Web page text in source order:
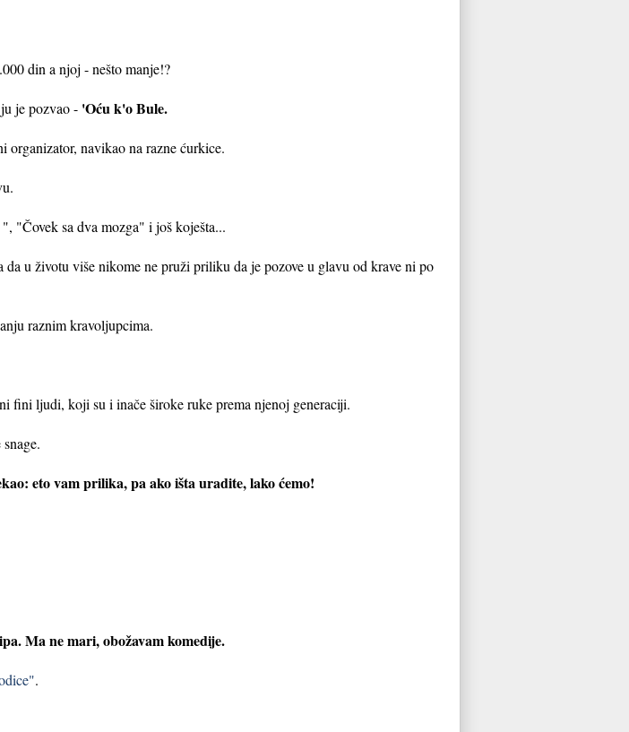
din a njoj - nešto manje!?
je pozvao - 'Oću k'o Bule.
organizator, navikao na razne ćurkice.
", "Čovek sa dva mozga" i još koješta...
u životu više nikome ne pruži priliku da je pozove u glavu od krave ni po
raznim kravoljupcima.
fini ljudi, koji su i inače široke ruke prema njenoj generaciji.
eto vam prilika, pa ako išta uradite, lako ćemo!
Ma ne mari, obožavam komedije.
.